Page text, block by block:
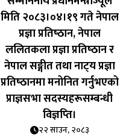
मिति २०८३।०४।१९ गते नेपाल
प्रज्ञा प्रतिष्‍ठान, नेपाल
ललितकला प्रज्ञा प्रतिष्‍ठान र
नेपाल सङ्गीत तथा नाट्‍य प्रज्ञा
प्रतिष्‍ठानमा मनोनित गर्नुभएको
प्राज्ञसभा सदस्यहरूसम्बन्धी
विज्ञप्‍ति।
२२ साउन, २०८३